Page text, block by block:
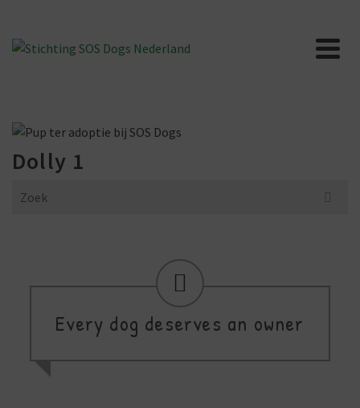
Dolly 1
Search
Every dog deserves an owner